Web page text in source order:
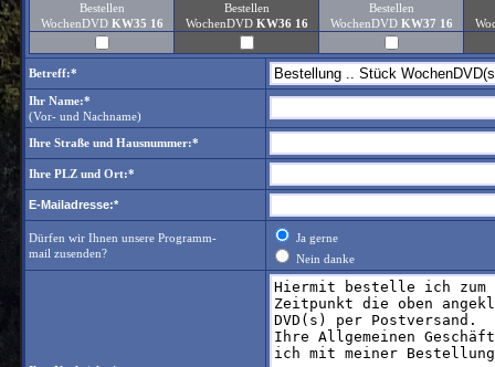
Bestellen
WochenDVD KW35 16
Bestellen
WochenDVD KW36 16
Bestellen
WochenDVDKW37 16
Betreff:*
Ihr Name:*
(Vor- und Nachname)
Ihre Straße und Hausnummer:*
Ihre PLZ und Ort:*
E-Mailadresse:*
Dürfen wir Ihnen unsere Programm-
mail zusenden?
Ja gerne
Nein danke